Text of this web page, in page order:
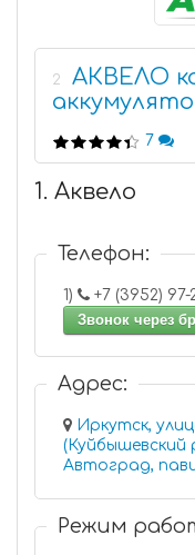
2
АКВЕЛО
7
1. Аквело
Телефон:
1)
+7
Звонок через
Адрес:
Иркутск,
(Куйбышевский район)
Автоград,
Режим